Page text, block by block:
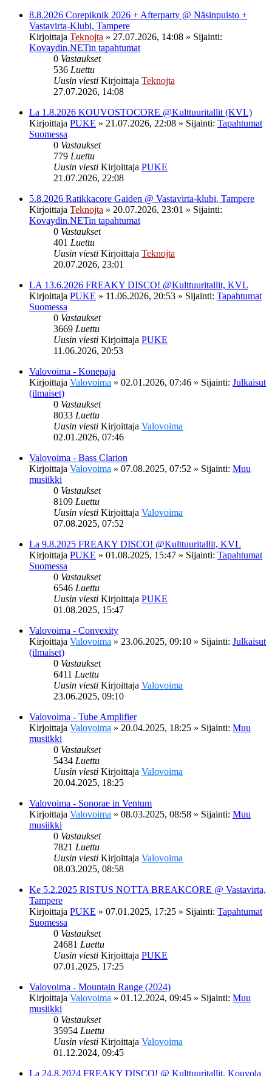
8.8.2026 Corepiknik 2026 + Afterparty @ Näsinpuisto +
Vastavirta-Klubi, Tampere
Kirjoittaja Teknojta » 27.07.2026, 14:08 » Sijainti:
Kovaydin.NETin tapahtumat
0 Vastaukset
536 Luettu
Uusin viesti Kirjoittaja Teknojta
27.07.2026, 14:08
La 1.8.2026 KOUVOSTOCORE @Kulttuuritallit (KVL)
Kirjoittaja PUKE » 21.07.2026, 22:08 » Sijainti: Tapahtumat
Suomessa
0 Vastaukset
779 Luettu
Uusin viesti Kirjoittaja PUKE
21.07.2026, 22:08
5.8.2026 Ratikkacore Gaiden @ Vastavirta-klubi, Tampere
Kirjoittaja Teknojta » 20.07.2026, 23:01 » Sijainti:
Kovaydin.NETin tapahtumat
0 Vastaukset
401 Luettu
Uusin viesti Kirjoittaja Teknojta
20.07.2026, 23:01
LA 13.6.2026 FREAKY DISCO! @Kulttuuritallit, KVL
Kirjoittaja PUKE » 11.06.2026, 20:53 » Sijainti: Tapahtumat
Suomessa
0 Vastaukset
3669 Luettu
Uusin viesti Kirjoittaja PUKE
11.06.2026, 20:53
Valovoima - Konepaja
Kirjoittaja Valovoima » 02.01.2026, 07:46 » Sijainti: Julkaisut
(ilmaiset)
0 Vastaukset
8033 Luettu
Uusin viesti Kirjoittaja Valovoima
02.01.2026, 07:46
Valovoima - Bass Clarion
Kirjoittaja Valovoima » 07.08.2025, 07:52 » Sijainti: Muu
musiikki
0 Vastaukset
8109 Luettu
Uusin viesti Kirjoittaja Valovoima
07.08.2025, 07:52
La 9.8.2025 FREAKY DISCO! @Kulttuuritallit, KVL
Kirjoittaja PUKE » 01.08.2025, 15:47 » Sijainti: Tapahtumat
Suomessa
0 Vastaukset
6546 Luettu
Uusin viesti Kirjoittaja PUKE
01.08.2025, 15:47
Valovoima - Convexity
Kirjoittaja Valovoima » 23.06.2025, 09:10 » Sijainti: Julkaisut
(ilmaiset)
0 Vastaukset
6411 Luettu
Uusin viesti Kirjoittaja Valovoima
23.06.2025, 09:10
Valovoima - Tube Amplifier
Kirjoittaja Valovoima » 20.04.2025, 18:25 » Sijainti: Muu
musiikki
0 Vastaukset
5434 Luettu
Uusin viesti Kirjoittaja Valovoima
20.04.2025, 18:25
Valovoima - Sonorae in Ventum
Kirjoittaja Valovoima » 08.03.2025, 08:58 » Sijainti: Muu
musiikki
0 Vastaukset
7821 Luettu
Uusin viesti Kirjoittaja Valovoima
08.03.2025, 08:58
Ke 5.2.2025 RISTUS NOTTA BREAKCORE @ Vastavirta,
Tampere
Kirjoittaja PUKE » 07.01.2025, 17:25 » Sijainti: Tapahtumat
Suomessa
0 Vastaukset
24681 Luettu
Uusin viesti Kirjoittaja PUKE
07.01.2025, 17:25
Valovoima - Mountain Range (2024)
Kirjoittaja Valovoima » 01.12.2024, 09:45 » Sijainti: Muu
musiikki
0 Vastaukset
35954 Luettu
Uusin viesti Kirjoittaja Valovoima
01.12.2024, 09:45
La 24.8.2024 FREAKY DISCO! @ Kulttuuritallit, Kouvola